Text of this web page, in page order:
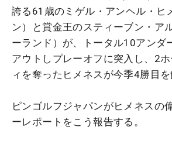
誇る61歳のミゲル・アンヘル・ヒ
ン）と賞金王のスティーブン・ア
ーランド）が、トータル10アンダ
アウトしプレーオフに突入し、2
ィを奪ったヒメネスが今季4勝目を
ピンゴルフジャパンがヒメネスの
ーレポートをこう報告する。